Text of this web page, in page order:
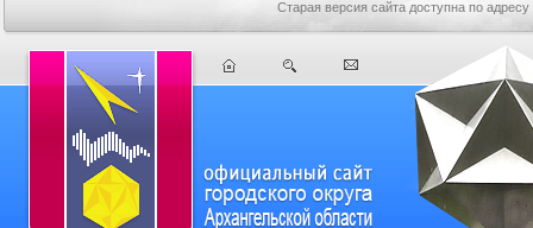
Старая версия сайта доступна по адресу